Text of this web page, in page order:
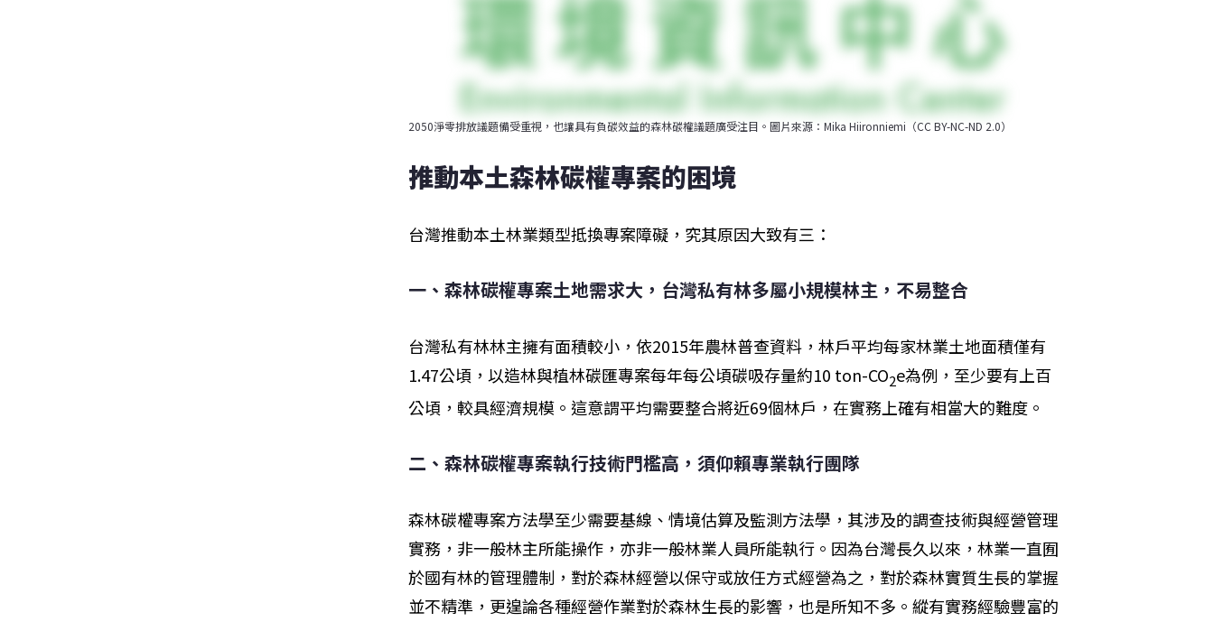
2050淨零排放議題備受重視，也讓具有負碳效益的森林碳權議題廣受注目。圖片來源：Mika Hiironniemi（CC BY-NC-ND 2.0）
推動本土森林碳權專案的困境
台灣推動本土林業類型抵換專案障礙，究其原因大致有三：
一、森林碳權專案土地需求大，台灣私有林多屬小規模林主，不易整合
台灣私有林林主擁有面積較小，依2015年農林普查資料，林戶平均每家林業土地面積僅有
1.47公頃，以造林與植林碳匯專案每年每公頃碳吸存量約10 ton-CO2e為例，至少要有上百
公頃，較具經濟規模。這意謂平均需要整合將近69個林戶，在實務上確有相當大的難度。
二、森林碳權專案執行技術門檻高，須仰賴專業執行團隊
森林碳權專案方法學至少需要基線、情境估算及監測方法學，其涉及的調查技術與經營管理
實務，非一般林主所能操作，亦非一般林業人員所能執行。因為台灣長久以來，林業一直囿
於國有林的管理體制，對於森林經營以保守或放任方式經營為之，對於森林實質生長的掌握
並不精準，更遑論各種經營作業對於森林生長的影響，也是所知不多。縱有實務經驗豐富的